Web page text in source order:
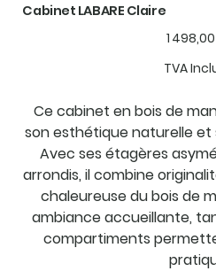
Cabinet LABARE Claire
Prix
1
TVA
Ce cabinet en bois de
son esthétique naturelle
Avec ses étagères
arrondis, il combine
chaleureuse du bois de
ambiance accueillante,
compartiments